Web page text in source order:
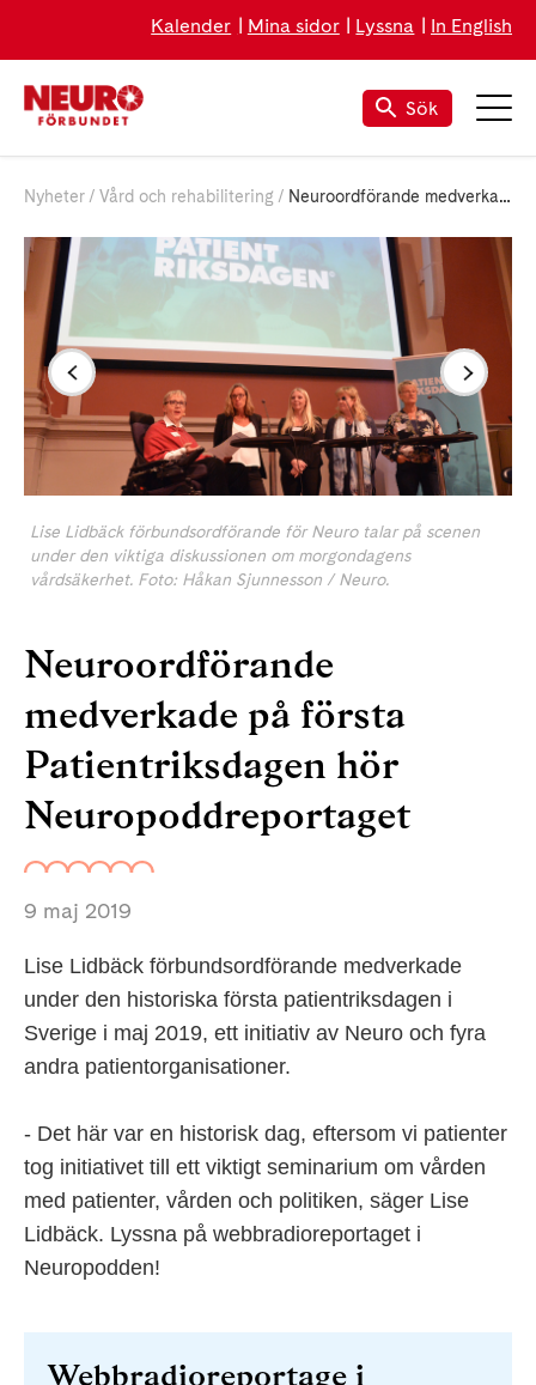
Kalender Mina sidor Lyssna In English
Sök
Nyheter Vård och rehabilitering Neuroordförande medverkade på första Patientriksdagen -hör Neuropodden
Lise Lidbäck förbundsordförande för Neuro talar på scenen
under den viktiga diskussionen om morgondagens
vårdsäkerhet. Foto: Håkan Sjunnesson / Neuro.
Neuroordförande
medverkade på första
Patientriksdagen hör
Neuropoddreportaget
9 maj 2019
Lise Lidbäck förbundsordförande medverkade
under den historiska första patientriksdagen i
Sverige i maj 2019, ett initiativ av Neuro och fyra
andra patientorganisationer.
- Det här var en historisk dag, eftersom vi patienter
tog initiativet till ett viktigt seminarium om vården
med patienter, vården och politiken, säger Lise
Lidbäck. Lyssna på webbradioreportaget i
Neuropodden!
Webbradioreportage i